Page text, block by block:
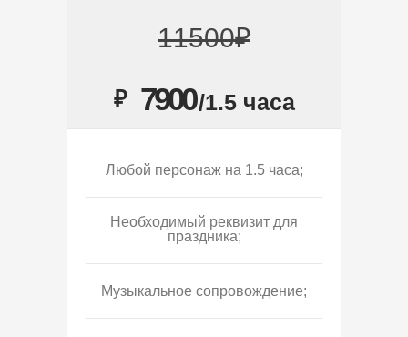
11500₽
₽ 7900/1.5 часа
Любой персонаж на 1.5 часа;
Необходимый реквизит для
праздника;
Музыкальное сопровождение;